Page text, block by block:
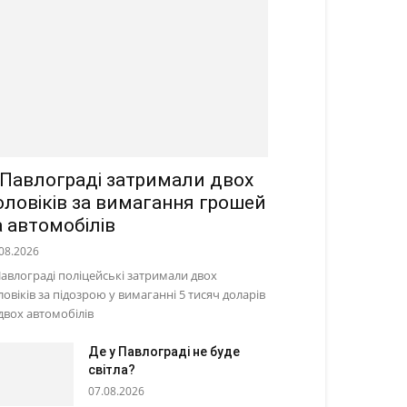
затримали двох
за вимагання грошей
автомобілів
поліцейські затримали двох
за підозрою у вимаганні 5 тисяч доларів
автомобілів
Де у Павлограді не буде
світла?
07.08.2026